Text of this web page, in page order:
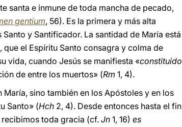
santa e inmune de toda mancha de pecado,
gentium, 56). Es la primera y más alta
y Santificador. La santidad de María está
el Espíritu Santo consagra y colma de
vida, cuando Jesús se manifiesta «constituido
de entre los muertos» (Rm 1, 4).
sino también en los Apóstoles y en los
Santo» (Hch 2, 4). Desde entonces hasta el fin
toda gracia (cf. Jn 1, 16) es